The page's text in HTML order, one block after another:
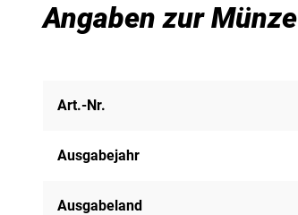
Angaben zur Münze
Art.-Nr.
Ausgabejahr
Ausgabeland